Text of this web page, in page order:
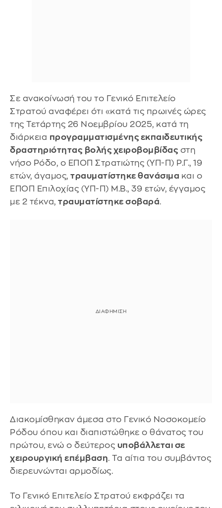
Σε ανακοίνωσή του το Γενικό Επιτελείο
Στρατού αναφέρει ότι «κατά τις πρωινές ώρες
της Τετάρτης 26 Νοεμβρίου 2025, κατά τη
διάρκεια προγραμματισμένης εκπαιδευτικής
δραστηριότητας βολής χειροβομβίδας στη
νήσο Ρόδο, o ΕΠΟΠ Στρατιώτης (ΥΠ-Π) Ρ.Γ., 19
ετών, άγαμος, τραυματίστηκε θανάσιμα και ο
ΕΠΟΠ Επιλοχίας (ΥΠ-Π) Μ.Β., 39 ετών, έγγαμος
με 2 τέκνα, τραυματίστηκε σοβαρά.
Διακομίσθηκαν άμεσα στο Γενικό Νοσοκομείο
Ρόδου όπου και διαπιστώθηκε ο θάνατος του
πρώτου, ενώ ο δεύτερος υποβάλλεται σε
χειρουργική επέμβαση. Τα αίτια του συμβάντος
διερευνώνται αρμοδίως.
Το Γενικό Επιτελείο Στρατού εκφράζει τα